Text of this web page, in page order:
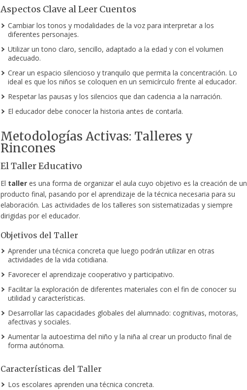
Aspectos Clave al Leer Cuentos
Cambiar los tonos y modalidades de la voz para interpretar a los
diferentes personajes.
Utilizar un tono claro, sencillo, adaptado a la edad y con el volumen
adecuado.
Crear un espacio silencioso y tranquilo que permita la concentración. Lo
ideal es que los niños se coloquen en un semicírculo frente al educador.
Respetar las pausas y los silencios que dan cadencia a la narración.
El educador debe conocer la historia antes de contarla.
Metodologías Activas: Talleres y
Rincones
El Taller Educativo
El talleres una forma de organizar el aula cuyo objetivo es la creación de un
producto final, pasando por el aprendizaje de la técnica necesaria para su
elaboración. Las actividades de los talleres son sistematizadas y siempre
dirigidas por el educador.
Objetivos del Taller
Aprender una técnica concreta que luego podrán utilizar en otras
actividades de la vida cotidiana.
Favorecer el aprendizaje cooperativo y participativo.
Facilitar la exploración de diferentes materiales con el fin de conocer su
utilidad y características.
Desarrollar las capacidades globales del alumnado: cognitivas, motoras,
afectivas y sociales.
Aumentar la autoestima del niño y la niña al crear un producto final de
forma autónoma.
Características del Taller
Los escolares aprenden una técnica concreta.